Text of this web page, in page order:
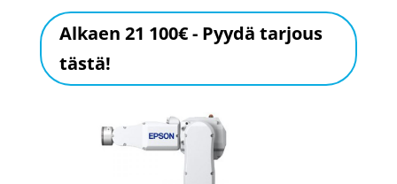
Alkaen 21 100€ - Pyydä tarjous
tästä!